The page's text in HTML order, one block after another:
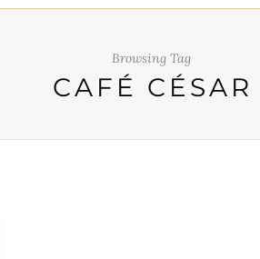
Browsing Tag
CAFÉ CÉSAR